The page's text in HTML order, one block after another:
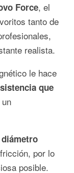
Force, el
tanto de
realista.
le hace
que
por lo
posible.